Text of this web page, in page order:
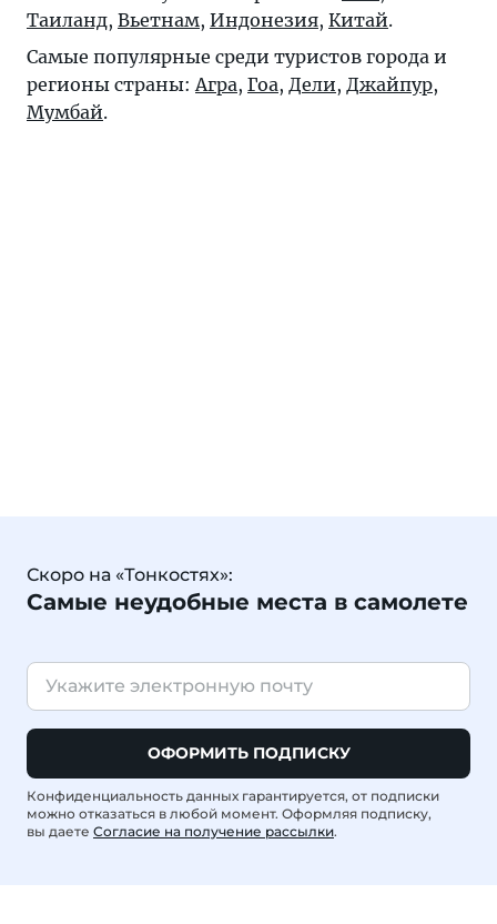
Таиланд, Вьетнам, Индонезия, Китай.
Самые популярные среди туристов города и
регионы страны: Агра, Гоа, Дели, Джайпур,
Мумбай.
Скоро на «Тонкостях»:
Самые неудобные места в самолете
ОФОРМИТЬ ПОДПИСКУ
Конфиденциальность данных гарантируется, от подписки
можно отказаться в любой момент. Оформляя подписку,
вы даете Согласие на получение рассылки.